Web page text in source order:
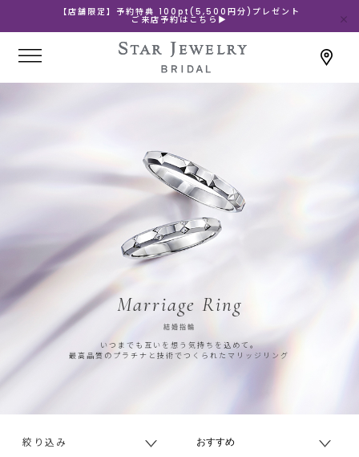
【店舗限定】予約特典 100pt(5,500円分)プレゼント
ご来店予約はこちら▶
Marriage Ring
結婚指輪
いつまでも互いを想う気持ちを込めて。
最高品質のプラチナと技術でつくられたマリッジリング
絞り込み